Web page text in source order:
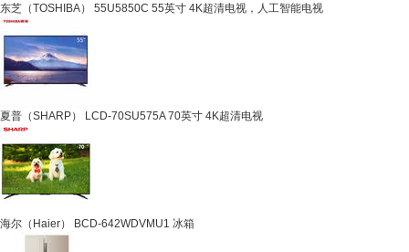
东芝（TOSHIBA） 55U5850C 55英寸 4K超清电视，人工智能电视
夏普（SHARP） LCD-70SU575A 70英寸 4K超清电视
海尔（Haier） BCD-642WDVMU1 冰箱